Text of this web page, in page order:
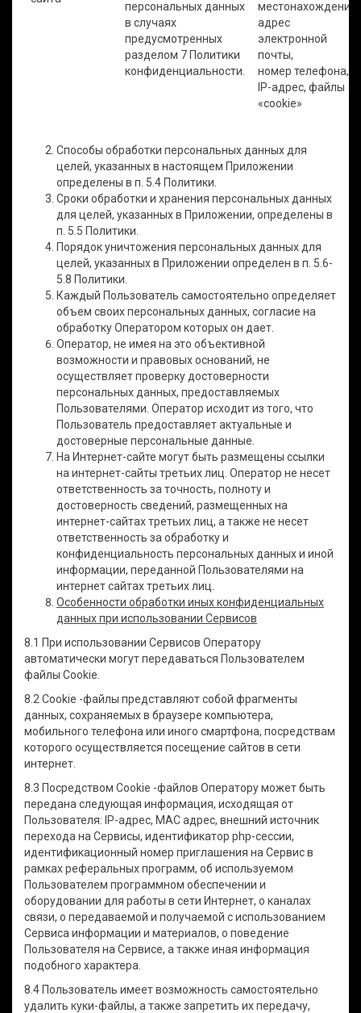
персональных данных
в случаях
предусмотренных
разделом 7 Политики
конфиденциальности.
местонахождения,
адрес
электронной
почты,
номер телефона,
IP-адрес, файлы
«cookie»
Способы обработки персональных данных для
целей, указанных в настоящем Приложении
определены в п. 5.4 Политики.
Сроки обработки и хранения персональных данных
для целей, указанных в Приложении, определены в
п. 5.5 Политики.
Порядок уничтожения персональных данных для
целей, указанных в Приложении определен в п. 5.6-
5.8 Политики.
Каждый Пользователь самостоятельно определяет
объем своих персональных данных, согласие на
обработку Оператором которых он дает.
Оператор, не имея на это объективной
возможности и правовых оснований, не
осуществляет проверку достоверности
персональных данных, предоставляемых
Пользователями. Оператор исходит из того, что
Пользователь предоставляет актуальные и
достоверные персональные данные.
На Интернет-сайте могут быть размещены ссылки
на интернет-сайты третьих лиц. Оператор не несет
ответственность за точность, полноту и
достоверность сведений, размещенных на
интернет-сайтах третьих лиц, а также не несет
ответственность за обработку и
конфиденциальность персональных данных и иной
информации, переданной Пользователями на
интернет сайтах третьих лиц.
Особенности обработки иных конфиденциальных
данных при использовании Сервисов
8.1 При использовании Сервисов Оператору
автоматически могут передаваться Пользователем
файлы Cookie.
8.2 Cookie -файлы представляют собой фрагменты
данных, сохраняемых в браузере компьютера,
мобильного телефона или иного смартфона, посредствам
которого осуществляется посещение сайтов в сети
интернет.
8.3 Посредством Cookie -файлов Оператору может быть
передана следующая информация, исходящая от
Пользователя: IP-адрес, MAC адрес, внешний источник
перехода на Сервисы, идентификатор php-сессии,
идентификационный номер приглашения на Сервис в
рамках реферальных программ, об используемом
Пользователем программном обеспечении и
оборудовании для работы в сети Интернет, о каналах
связи, о передаваемой и получаемой с использованием
Сервиса информации и материалов, о поведение
Пользователя на Сервисе, а также иная информация
подобного характера.
8.4 Пользователь имеет возможность самостоятельно
удалить куки-файлы, а также запретить их передачу,